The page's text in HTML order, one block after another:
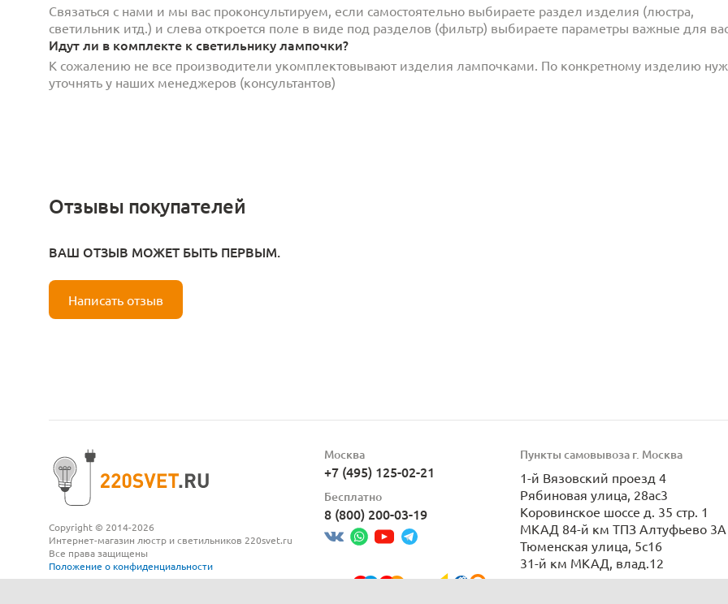
Связаться с нами и мы вас проконсультируем, если самостоятельно выбираете раздел изделия (люстра,
светильник итд.) и слева откроется поле в виде под разделов (фильтр) выбираете параметры важные для
Идут ли в комплекте к светильнику лампочки?
К сожалению не все производители укомплектовывают изделия лампочками. По конкретному изделию
уточнять у наших менеджеров (консультантов)
Отзывы покупателей
ВАШ ОТЗЫВ МОЖЕТ БЫТЬ ПЕРВЫМ.
Написать отзыв
Copyright © 2014-2026
Интернет-магазин люстр и светильников 220svet.ru
Все права защищены
Положение о конфиденциальности
Москва
+7 (495) 125-02-21
Бесплатно
8 (800) 200-03-19
Пункты самовывоза г. Москва
1-й Вязовский проезд 4
Рябиновая улица, 28ас3
Коровинское шоссе д. 35 стр. 1
МКАД 84-й км ТПЗ Алтуфьево 3А
Тюменская улица, 5с16
31-й км МКАД, влад.12